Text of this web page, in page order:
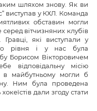
шляхом знову. Як ви
виступав у КХЛ. Команда
обставин могли
вітчизняних клубів
які виступали у
рівня і у нас була
Борисом Вікторовичем
відповідальну місію
в майбутньому могли б
Ним була проведена
дали згоду стати